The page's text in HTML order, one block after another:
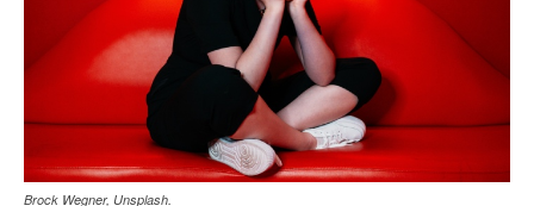
Brock Wegner, Unsplash.